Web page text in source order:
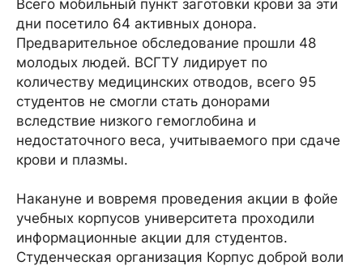
Всего мобильный пункт заготовки крови за эти
дни посетило 64 активных донора.
Предварительное обследование прошли 48
молодых людей. ВСГТУ лидирует по
количеству медицинских отводов, всего 95
студентов не смогли стать донорами
вследствие низкого гемоглобина и
недостаточного веса, учитываемого при сдаче
крови и плазмы.
Накануне и вовремя проведения акции в фойе
учебных корпусов университета проходили
информационные акции для студентов.
Студенческая организация Корпус доброй воли